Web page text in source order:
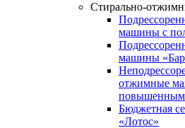
Стирально-
машины с
машины
отжимные
Бюджетная
«Лотос»